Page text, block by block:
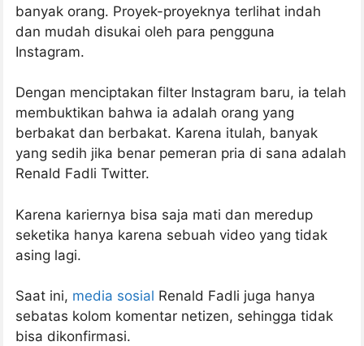
banyak orang. Proyek-proyeknya terlihat indah
dan mudah disukai oleh para pengguna
Instagram.
Dengan menciptakan filter Instagram baru, ia telah
membuktikan bahwa ia adalah orang yang
berbakat dan berbakat. Karena itulah, banyak
yang sedih jika benar pemeran pria di sana adalah
Renald Fadli Twitter.
Karena kariernya bisa saja mati dan meredup
seketika hanya karena sebuah video yang tidak
asing lagi.
Saat ini, media sosial Renald Fadli juga hanya
sebatas kolom komentar netizen, sehingga tidak
bisa dikonfirmasi.